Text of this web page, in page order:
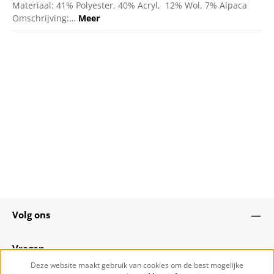
Materiaal: 41% Polyester, 40% Acryl, 12% Wol, 7% Alpaca
Omschrijving:… Meer
Volg ons
Vragen
Deze website maakt gebruik van cookies om de best mogelijke